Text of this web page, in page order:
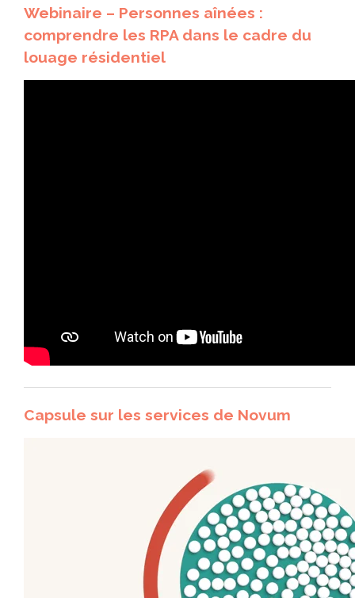
Webinaire – Personnes aînées :
comprendre les RPA dans le cadre du
louage résidentiel
Capsule sur les services de Novum